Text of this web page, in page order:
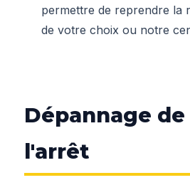
permettre de reprendre la
de votre choix ou notre
Dépannage
l'arrêt